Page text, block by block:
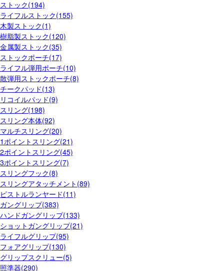
ストック(194)
ライフルストック(155)
木製ストック(1)
樹脂製ストック(120)
金属製ストック(35)
ストックポーチ(17)
ライフル弾用ポーチ(10)
散弾用ストックポーチ(8)
チークパッド(13)
リコイルパッド(9)
スリング(198)
スリング本体(92)
マルチスリング(20)
1ポイントスリング(21)
2ポイントスリング(45)
3ポイントスリング(7)
スリングフック(8)
スリングアタッチメント(89)
ピストルランヤード(11)
ガングリップ(383)
ハンドガングリップ(133)
ショットガングリップ(21)
ライフルグリップ(95)
フォアグリップ(130)
グリップスクリュー(5)
照準器(290)